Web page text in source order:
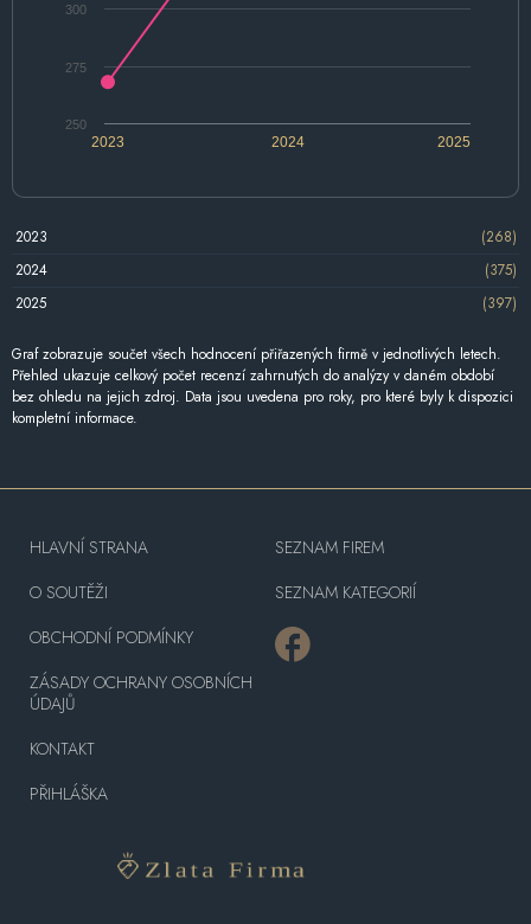
2024
2023 2025
250
275
300
2023
(268)
2024
(375)
2025
(397)
Graf zobrazuje součet všech hodnocení přiřazených firmě v jednotlivých letech.
Přehled ukazuje celkový počet recenzí zahrnutých do analýzy v daném období
bez ohledu na jejich zdroj. Data jsou uvedena pro roky, pro které byly k dispozici
kompletní informace.
HLAVNÍ STRANA
O SOUTĚŽI
OBCHODNÍ PODMÍNKY
ZÁSADY OCHRANY OSOBNÍCH
ÚDAJŮ
KONTAKT
PŘIHLÁŠKA
SEZNAM FIREM
SEZNAM KATEGORIÍ